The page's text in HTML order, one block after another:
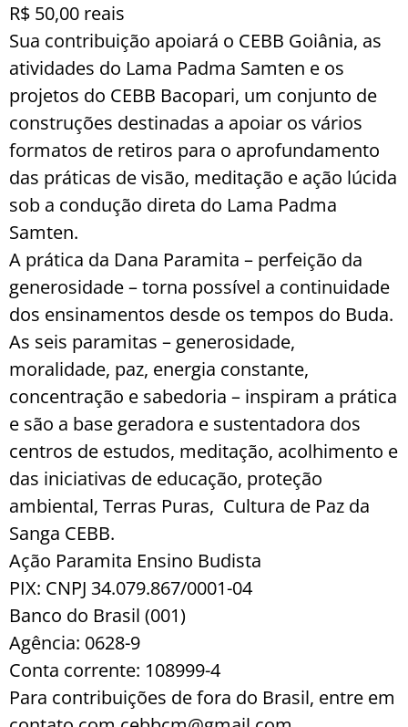
R$ 50,00 reais
Sua contribuição apoiará o CEBB Goiânia, as
atividades do Lama Padma Samten e os
projetos do CEBB Bacopari, um conjunto de
construções destinadas a apoiar os vários
formatos de retiros para o aprofundamento
das práticas de visão, meditação e ação lúcida
sob a condução direta do Lama Padma
Samten.
A prática da Dana Paramita – perfeição da
generosidade – torna possível a continuidade
dos ensinamentos desde os tempos do Buda.
As seis paramitas – generosidade,
moralidade, paz, energia constante,
concentração e sabedoria – inspiram a prática
e são a base geradora e sustentadora dos
centros de estudos, meditação, acolhimento e
das iniciativas de educação, proteção
ambiental, Terras Puras, Cultura de Paz da
Sanga CEBB.
Ação Paramita Ensino Budista
PIX: CNPJ 34.079.867/0001-04
Banco do Brasil (001)
Agência: 0628-9
Conta corrente: 108999-4
Para contribuições de fora do Brasil, entre em